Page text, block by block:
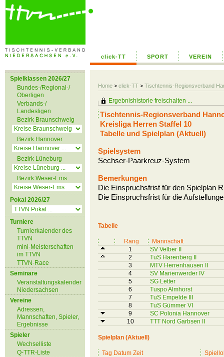
click-TT SPORT VEREIN
Home > click-TT > Tischtennis-Regionsverband
Spielklassen 2026/27
Bundes-/Regional-/
Oberligen
Verbands-/
Landesligen
Bezirk Braunschweig
Bezirk Hannover
Bezirk Lüneburg
Bezirk Weser-Ems
Pokal 2026/27
Turniere
Turnierkalender des
TTVN
mini-Meisterschaften
im TTVN
TTVN-Race
Seminare
Veranstaltungskalender
Niedersachsen
Vereine
Adressen,
Mannschaften, Spieler,
Ergebnisse
Spieler
Wechselliste
Q-TTR-Liste
Ergebnishistorie freischalten ...
Tischtennis-Regionsverband
Kreisliga Herren Staffel 10
Tabelle und Spielplan (Aktuell)
Spielsystem
Sechser-Paarkreuz-System
Bemerkungen
Die Einspruchsfrist für den Spielplan
Die Einspruchsfrist für die
Tabelle
Rang
Mannschaft
1
SV Velber II
2
TuS Harenberg II
3
MTV Herrenhausen II
4
SV Marienwerder IV
5
SG Letter
6
Tuspo Almhorst
7
TuS Empelde III
8
TuS Gümmer VI
9
SC Polonia Hannover
10
TTT Nord Garbsen II
Spielplan (Aktuell)
Tag Datum Zeit